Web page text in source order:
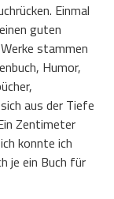
Einmal
guten
stammen
Humor,
aus der Tiefe
Zentimeter
konnte ich
je ein Buch für